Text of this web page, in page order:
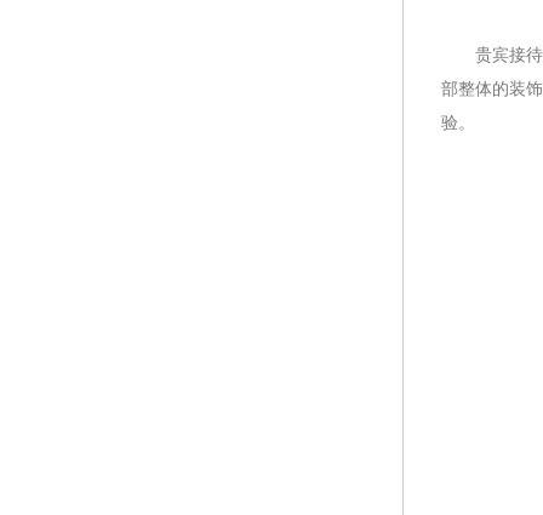
贵宾接待区
部整体的装
验。